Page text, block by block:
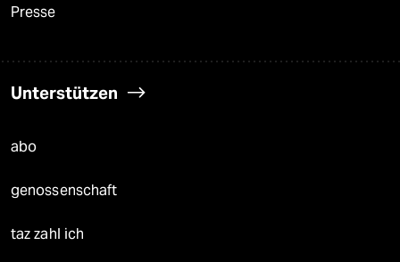
Presse
Unterstützen
abo
genossenschaft
taz zahl ich